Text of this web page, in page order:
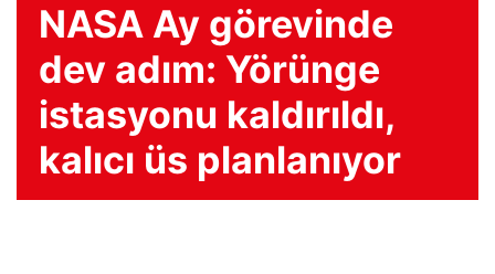
NASA Ay görevinde
dev adım: Yörünge
istasyonu kaldırıldı,
kalıcı üs planlanıyor